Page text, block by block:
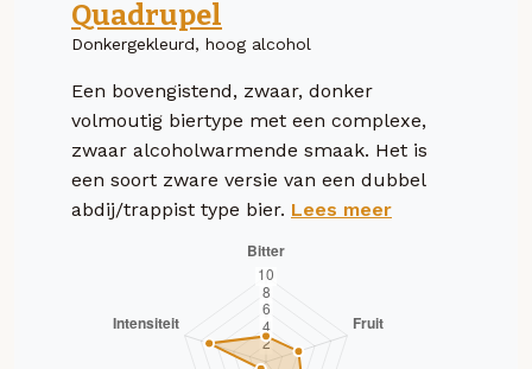
Quadrupel
Donkergekleurd, hoog alcohol
Een bovengistend, zwaar, donker
volmoutig biertype met een complexe,
zwaar alcoholwarmende smaak. Het is
een soort zware versie van een dubbel
abdij/trappist type bier. Lees meer